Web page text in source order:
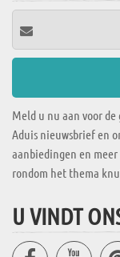
Meld u nu aan voor de
Aduis nieuwsbrief en
aanbiedingen en meer
rondom het thema
U VINDT